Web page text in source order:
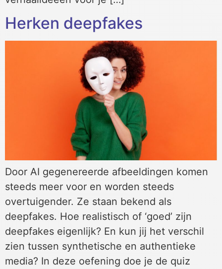
Herken deepfakes
Door AI gegenereerde afbeeldingen komen
steeds meer voor en worden steeds
overtuigender. Ze staan bekend als
deepfakes. Hoe realistisch of ‘goed’ zijn
deepfakes eigenlijk? En kun jij het verschil
zien tussen synthetische en authentieke
media? In deze oefening doe je de quiz